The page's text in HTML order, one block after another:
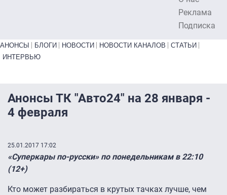
Реклама
Подписка
Primary links bottom
АНОНСЫ БЛОГИ НОВОСТИ НОВОСТИ КАНАЛОВ
СТАТЬИ
ИНТЕРВЬЮ
Анонсы ТК "Авто24" на 28 января -
4 февраля
25.01.2017 17:02
«Суперкары по-русски» по понедельникам в 22:10
(12+)
Кто может разбираться в крутых тачках лучше, чем